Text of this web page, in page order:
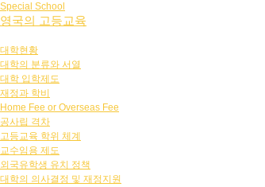
Special School
영국의 고등교육
대학현황
대학의 분류와 서열
대학 입학제도
재정과 학비
Home Fee or Overseas Fee
공사립 격차
고등교육 학위 체계
교수임용 제도
외국유학생 유치 정책
대학의 의사결정 및 재정지원